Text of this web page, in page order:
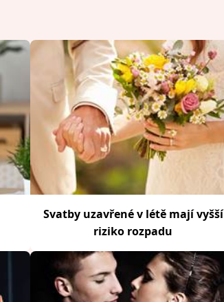
Svatby uzavřené v létě mají vyšší
riziko rozpadu